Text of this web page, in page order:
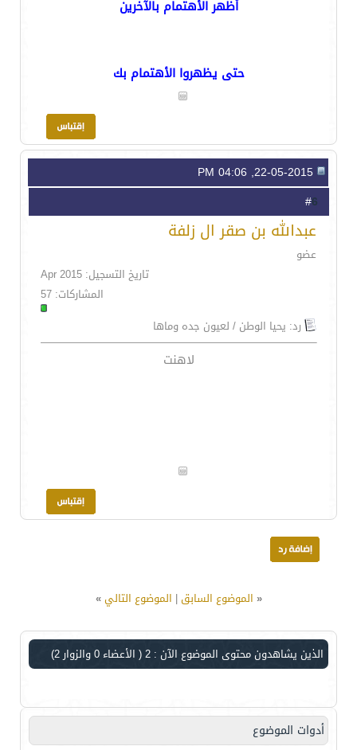
أظهر الأهتمام بالآخرين
حتى يظهروا الأهتمام بك
6
عبدالله بن صقر ال زلفة
عضو
تاريخ التسجيل: Apr 2015
المشاركات: 57
رد: يحيا الوطن / لعيون جده وماها
لاهنت
« الموضوع السابق| الموضوع التالي»
الذين يشاهدون محتوى الموضوع الآن : 2 ( الأعضاء 0 والزوار 2)
أدوات الموضوع